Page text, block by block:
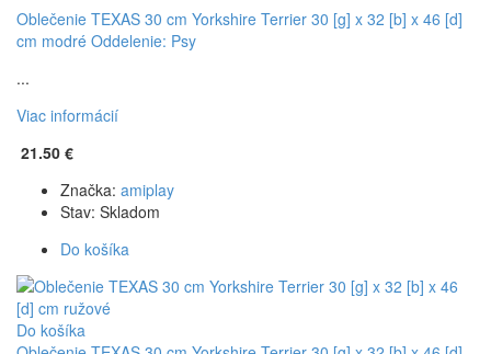
Oblečenie TEXAS 30 cm Yorkshire Terrier 30 [g] x 32 [b] x 46 [d]
cm modré Oddelenie: Psy
...
Viac informácií
21.50 €
Značka: amiplay
Stav: Skladom
Do košíka
Do košíka